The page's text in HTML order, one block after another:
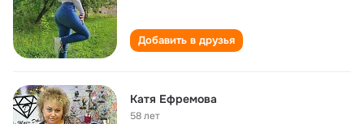
Добавить в друзья
Катя Ефремова
58 лет